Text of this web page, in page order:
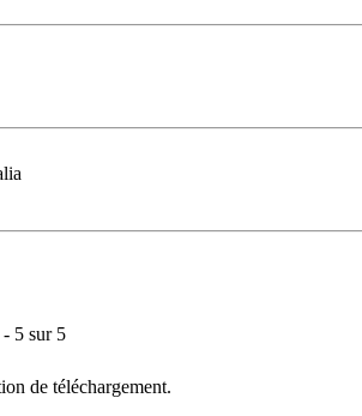
5 sur 5
de téléchargement.